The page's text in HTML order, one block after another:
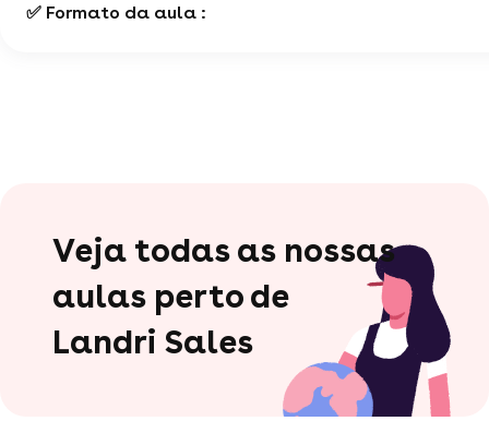
✅ Formato da aula :
Veja todas as nossas
aulas perto de
Landri Sales